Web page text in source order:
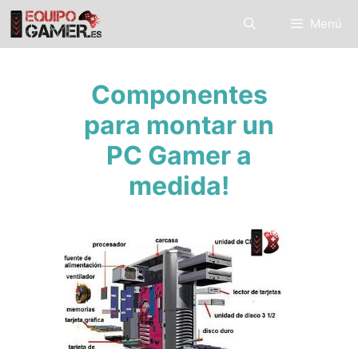
Saltar
contenido
Menú
Componentes
para montar un
PC Gamer a
medida!